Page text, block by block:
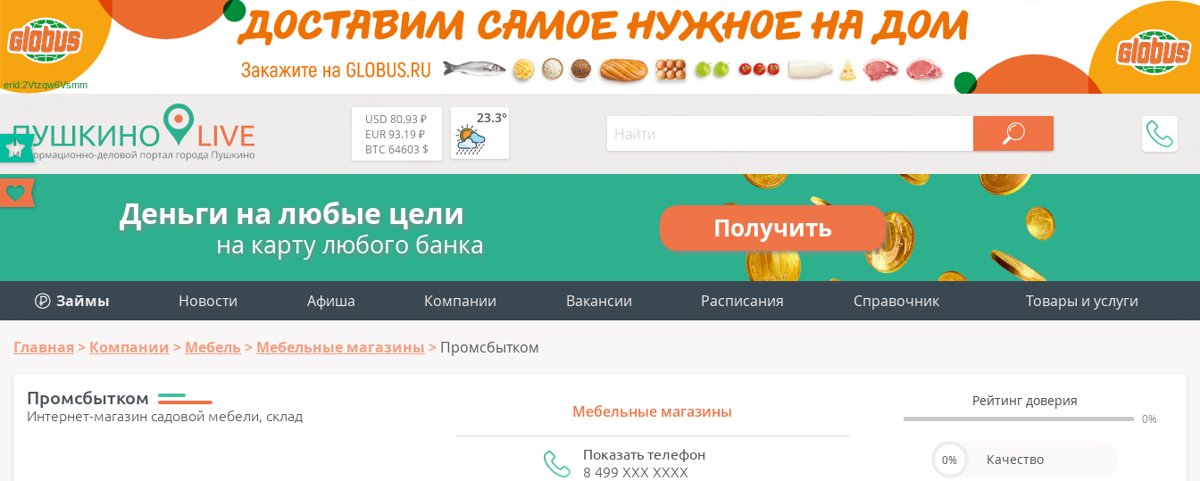
erid:2Vtzqw6Vsmm
USD 80.93 ₽
EUR 93.19 ₽
BTC 64603 $
23.3°
Деньги на любые цели
на карту любого банка
Получить
Займы Новости Афиша Компании Вакансии Расписания Справочник Товары и услуги
Главная Компании Мебель Мебельные магазины Промсбытком
Промсбытком
Интернет-магазин садовой мебели, склад Мебельные магазины
Показать телефон
8 499 XXX XXXX
Рейтинг доверия
0%
0% Качество